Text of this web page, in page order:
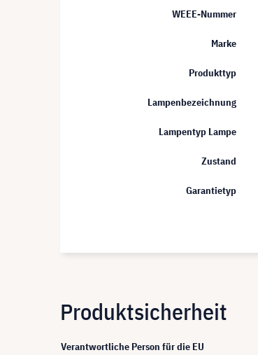
WEEE-Nummer
Marke
Produkttyp
Lampenbezeichnung
Lampentyp Lampe
Zustand
Garantietyp
Produktsicherheit
Verantwortliche Person für die EU